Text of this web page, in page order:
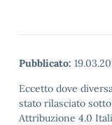
Pubblicato:
Eccetto dove
stato rilasciato
Attribuzione 4.0